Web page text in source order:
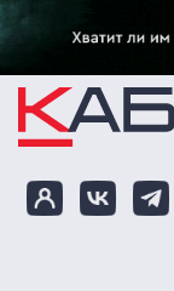
Перейти к